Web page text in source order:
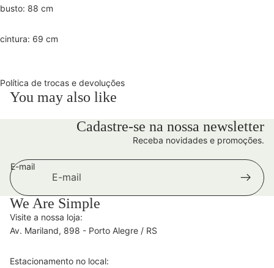
busto: 88 cm
cintura: 69 cm
Política de trocas e devoluções
You may also like
Cadastre-se na nossa newsletter
Receba novidades e promoções.
E-mail
We Are Simple
Visite a nossa loja:
Av. Mariland, 898 - Porto Alegre / RS
Estacionamento no local: